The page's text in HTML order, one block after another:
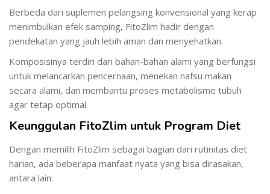
Berbeda dari suplemen pelangsing konvensional yang kerap
menimbulkan efek samping, FitoZlim hadir dengan
pendekatan yang jauh lebih aman dan menyehatkan.
Komposisinya terdiri dari bahan-bahan alami yang berfungsi
untuk melancarkan pencernaan, menekan nafsu makan
secara alami, dan membantu proses metabolisme tubuh
agar tetap optimal.
Keunggulan FitoZlim untuk Program Diet
Dengan memilih FitoZlim sebagai bagian dari rutinitas diet
harian, ada beberapa manfaat nyata yang bisa dirasakan,
antara lain: